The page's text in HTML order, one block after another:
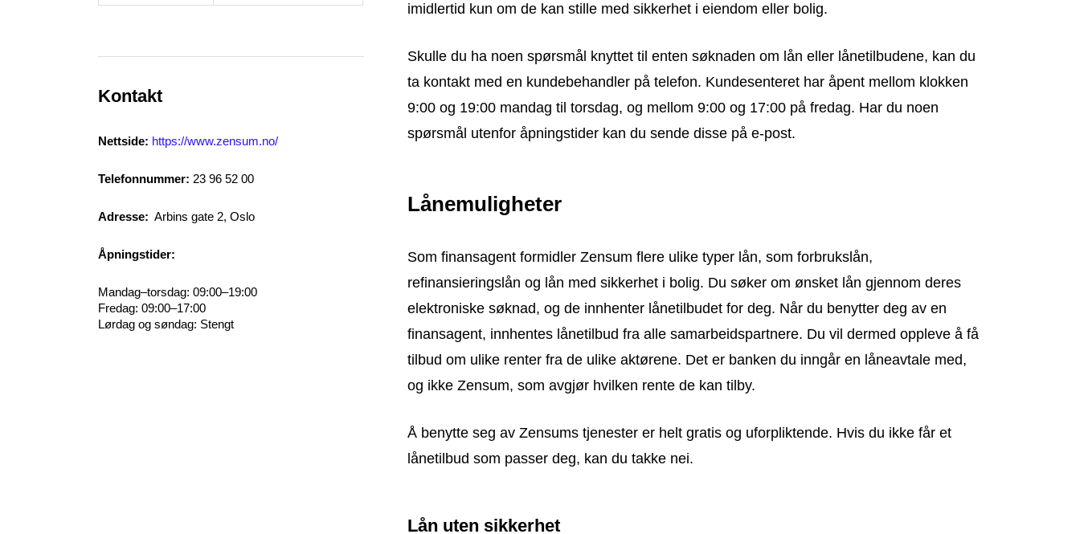
Kontakt
Nettside: https://www.zensum.no/
Telefonnummer: 23 96 52 00
Adresse: Arbins gate 2, Oslo
Åpningstider:
Mandag–torsdag: 09:00–19:00
Fredag: 09:00–17:00
Lørdag og søndag: Stengt
imidlertid kun om de kan stille med sikkerhet i eiendom eller bolig.
Skulle du ha noen spørsmål knyttet til enten søknaden om lån eller lånetilbudene, kan du
ta kontakt med en kundebehandler på telefon. Kundesenteret har åpent mellom klokken
9:00 og 19:00 mandag til torsdag, og mellom 9:00 og 17:00 på fredag. Har du noen
spørsmål utenfor åpningstider kan du sende disse på e-post.
Lånemuligheter
Som finansagent formidler Zensum flere ulike typer lån, som forbrukslån,
refinansieringslån og lån med sikkerhet i bolig. Du søker om ønsket lån gjennom deres
elektroniske søknad, og de innhenter lånetilbudet for deg. Når du benytter deg av en
finansagent, innhentes lånetilbud fra alle samarbeidspartnere. Du vil dermed oppleve å få
tilbud om ulike renter fra de ulike aktørene. Det er banken du inngår en låneavtale med,
og ikke Zensum, som avgjør hvilken rente de kan tilby.
Å benytte seg av Zensums tjenester er helt gratis og uforpliktende. Hvis du ikke får et
lånetilbud som passer deg, kan du takke nei.
Lån uten sikkerhet